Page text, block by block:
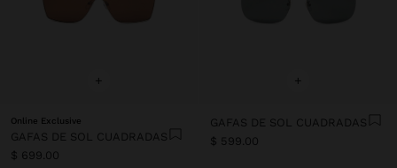
+
Online Exclusive
GAFAS DE SOL CUADRADAS
$ 699.00
+
GAFAS DE SOL CUADRADAS
$ 599.00